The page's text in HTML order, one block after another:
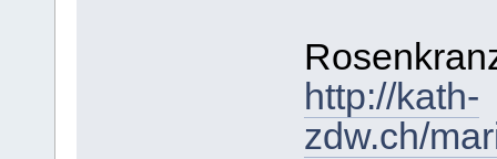
http://kath-
zdw.ch/